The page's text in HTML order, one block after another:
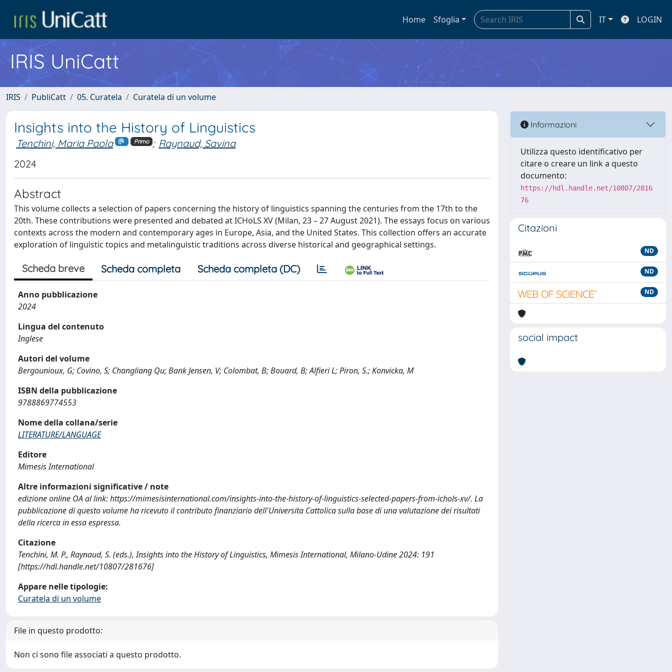
Home Sfoglia IT LOGIN
IRIS UniCatt
IRIS PubliCatt 05. Curatela Curatela di un volume
Insights into the History of Linguistics
Tenchini, Maria Paola Primo ; Raynaud, Savina
2024
Abstract
This volume collects a selection of papers concerning the history of linguistics spanning the centuries from the 17th to the
20th. These contributions were presented and debated at ICHoLS XV (Milan, 23 – 27 August 2021). The essays focus on various
contexts across the modern and contemporary ages in Europe, Asia, and the United States. This collection offers an accurate
exploration of linguistic topics and metalinguistic traditions across diverse historical and geographical settings.
Scheda breve Scheda completa Scheda completa (DC)
Anno pubblicazione
2024
Lingua del contenuto
Inglese
Autori del volume
Bergounioux, G; Covino, S; Changliang Qu; Bank Jensen, V; Colombat, B; Bouard, B; Alfieri L; Piron, S.; Konvicka, M
ISBN della pubblicazione
9788869774553
Nome della collana/serie
LITERATURE/LANGUAGE
Editore
Mimesis International
Altre informazioni significative / note
edizione online OA al link: https://mimesisinternational.com/insights-into-the-history-of-linguistics-selected-papers-from-ichols-xv/. La
pubblicazione di questo volume ha ricevuto il contributo finanziario dell'Universita Cattolica sulla base di una valutazione dei risultati
della ricerca in essa espressa.
Citazione
Tenchini, M. P., Raynaud, S. (eds.), Insights into the History of Linguistics, Mimesis International, Milano-Udine 2024: 191
[https://hdl.handle.net/10807/281676]
Appare nelle tipologie:
Curatela di un volume
File in questo prodotto:
Non ci sono file associati a questo prodotto.
Informazioni
Utilizza questo identificativo per
citare o creare un link a questo
documento:
https://hdl.handle.net/10807/2816
76
Citazioni
ND
ND
ND
social impact